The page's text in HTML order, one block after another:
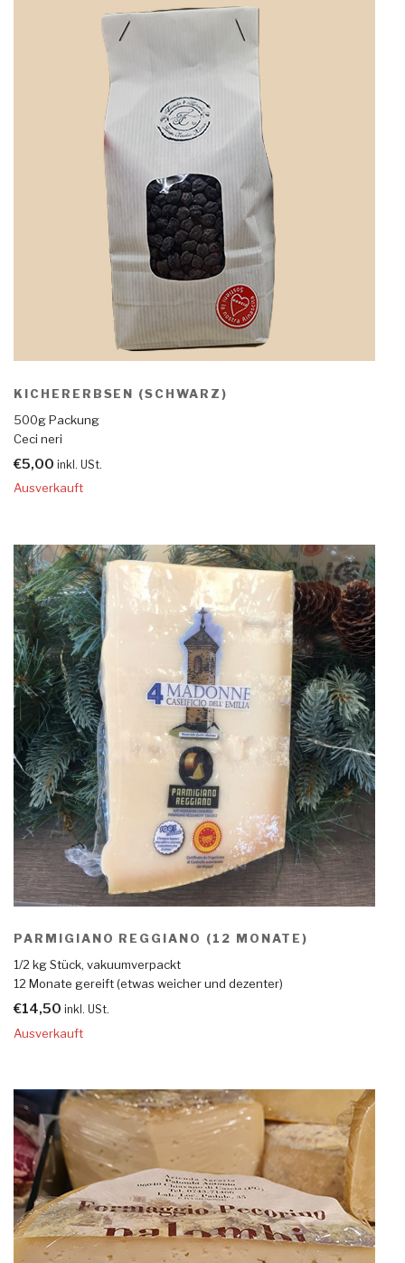
KICHERERBSEN (SCHWARZ)
500g Packung
Ceci neri
€5,00 inkl. USt.
Ausverkauft
PARMIGIANO REGGIANO (12 MONATE)
1/2 kg Stück, vakuumverpackt
12 Monate gereift (etwas weicher und dezenter)
€14,50 inkl. USt.
Ausverkauft